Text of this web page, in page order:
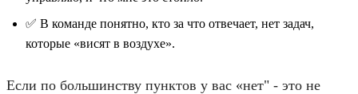
✅ В команде понятно, кто за что отвечает, нет задач,
которые «висят в воздухе».
Если по большинству пунктов у вас «нет" - это не